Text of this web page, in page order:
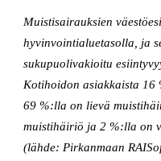
Muistisairauksien
hyvinvointialuetasolla, ja
sukupuolivakioitu
Kotihoidon asiakkaista 16
69 %:lla on lievä
muistihäiriö ja 2 %:lla on
(lähde: Pirkanmaan